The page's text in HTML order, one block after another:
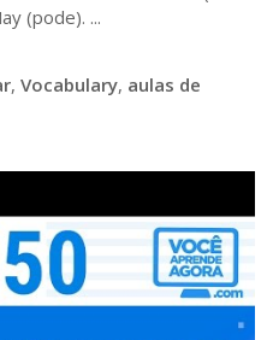
(pode). ...
, Vocabulary, aulas de